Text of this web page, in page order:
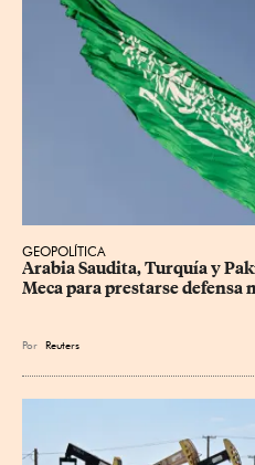
GEOPOLÍTICA
Arabia Saudita, Turquía y
Meca para prestarse defensa
Por Reuters